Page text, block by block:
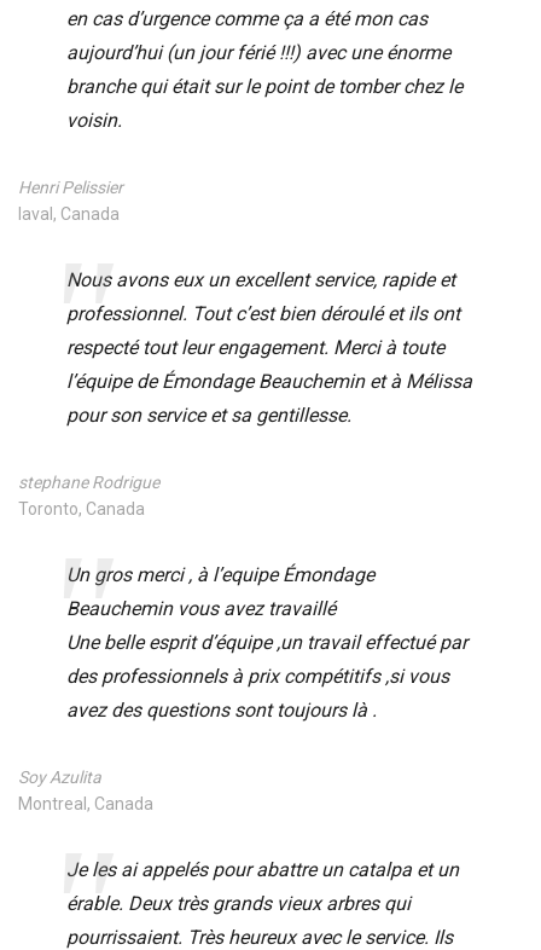
en cas d’urgence comme ça a été mon cas
aujourd’hui (un jour férié !!!) avec une énorme
branche qui était sur le point de tomber chez le
voisin.
Henri Pelissier
laval, Canada
Nous avons eux un excellent service, rapide et
professionnel. Tout c’est bien déroulé et ils ont
respecté tout leur engagement. Merci à toute
l’équipe de Émondage Beauchemin et à Mélissa
pour son service et sa gentillesse.
stephane Rodrigue
Toronto, Canada
Un gros merci , à l’equipe Émondage
Beauchemin vous avez travaillé
Une belle esprit d’équipe ,un travail effectué par
des professionnels à prix compétitifs ,si vous
avez des questions sont toujours là .
Soy Azulita
Montreal, Canada
Je les ai appelés pour abattre un catalpa et un
érable. Deux très grands vieux arbres qui
pourrissaient. Très heureux avec le service. Ils